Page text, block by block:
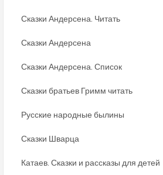
Сказки Андерсена. Читать
Сказки Андерсена
Сказки Андерсена. Список
Сказки братьев Гримм читать
Русские народные былины
Сказки Шварца
Катаев. Сказки и рассказы для детей